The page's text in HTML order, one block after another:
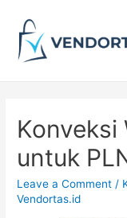
Konveksi
untuk
Leave a Comment /
Vendortas.id